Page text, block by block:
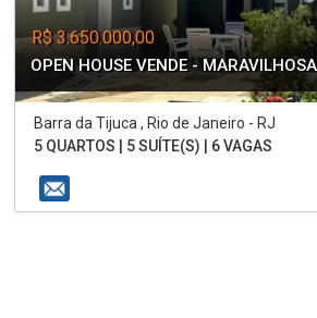
R$ 3.650.000,00
OPEN HOUSE VENDE -
Barra da Tijuca , Rio de Janeiro - RJ
5 QUARTOS | 5 SUÍTE(S) | 6 VAGAS